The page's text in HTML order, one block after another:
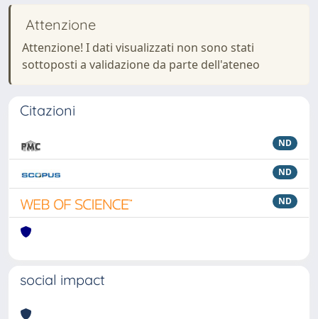
Attenzione
Attenzione! I dati visualizzati non sono stati
sottoposti a validazione da parte dell'ateneo
Citazioni
ND
ND
ND
social impact